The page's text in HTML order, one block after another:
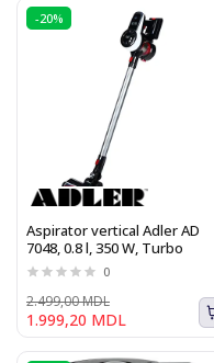
-20%
Aspirator vertical Adler AD
7048, 0.8 l, 350 W, Turbo
0
1.999,20 MDL
2.499,00 MDL